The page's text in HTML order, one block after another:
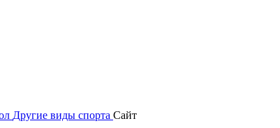
Другие виды спорта Сайт